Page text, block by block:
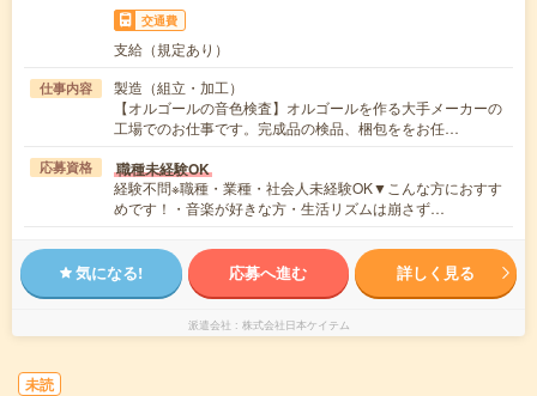
交通費
支給（規定あり）
仕事内容
製造（組立・加工）
【オルゴールの音色検査】オルゴールを作る大手メーカーの
工場でのお仕事です。完成品の検品、梱包ををお任…
応募資格 職種未経験OK
経験不問※職種・業種・社会人未経験OK▼こんな方におすす
めです！・音楽が好きな方・生活リズムは崩さず…
気になる! 応募へ進む 詳しく見る
派遣会社 株式会社日本ケイテム
未読